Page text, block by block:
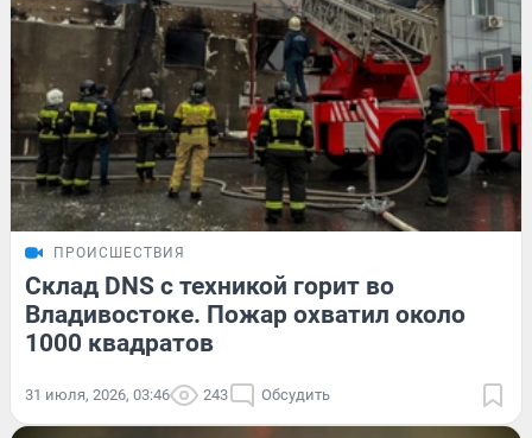
ПРОИСШЕСТВИЯ
Склад DNS с техникой горит во
Владивостоке. Пожар охватил около
1000 квадратов
31 июля, 2026, 03:46 243 Обсудить